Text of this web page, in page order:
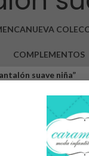
NUEVA
COMPLEMENTOS
suave niña”